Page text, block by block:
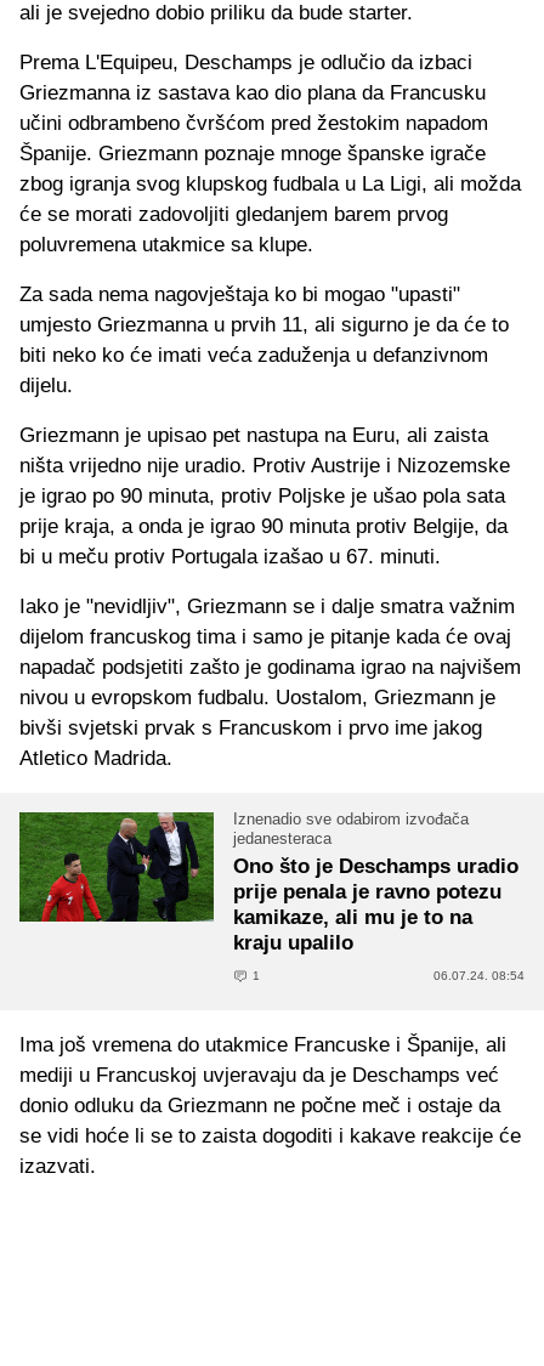
ali je svejedno dobio priliku da bude starter.
Prema L'Equipeu, Deschamps je odlučio da izbaci
Griezmanna iz sastava kao dio plana da Francusku
učini odbrambeno čvršćom pred žestokim napadom
Španije. Griezmann poznaje mnoge španske igrače
zbog igranja svog klupskog fudbala u La Ligi, ali možda
će se morati zadovoljiti gledanjem barem prvog
poluvremena utakmice sa klupe.
Za sada nema nagovještaja ko bi mogao "upasti"
umjesto Griezmanna u prvih 11, ali sigurno je da će to
biti neko ko će imati veća zaduženja u defanzivnom
dijelu.
Griezmann je upisao pet nastupa na Euru, ali zaista
ništa vrijedno nije uradio. Protiv Austrije i Nizozemske
je igrao po 90 minuta, protiv Poljske je ušao pola sata
prije kraja, a onda je igrao 90 minuta protiv Belgije, da
bi u meču protiv Portugala izašao u 67. minuti.
Iako je "nevidljiv", Griezmann se i dalje smatra važnim
dijelom francuskog tima i samo je pitanje kada će ovaj
napadač podsjetiti zašto je godinama igrao na najvišem
nivou u evropskom fudbalu. Uostalom, Griezmann je
bivši svjetski prvak s Francuskom i prvo ime jakog
Atletico Madrida.
Iznenadio sve odabirom izvođača
jedanesteraca
Ono što je Deschamps uradio
prije penala je ravno potezu
kamikaze, ali mu je to na
kraju upalilo
1 06.07.24. 08:54
Ima još vremena do utakmice Francuske i Španije, ali
mediji u Francuskoj uvjeravaju da je Deschamps već
donio odluku da Griezmann ne počne meč i ostaje da
se vidi hoće li se to zaista dogoditi i kakave reakcije će
izazvati.